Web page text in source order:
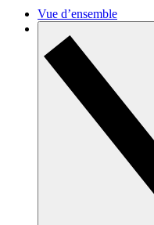
Vue d’ensemble